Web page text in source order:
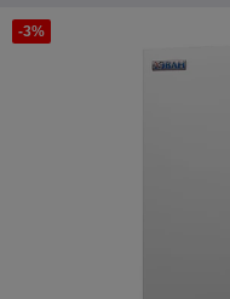
-3%